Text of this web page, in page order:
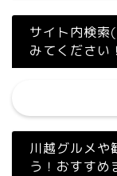
サイト内検
みてくださ
川越グルメや
う！おすすめ